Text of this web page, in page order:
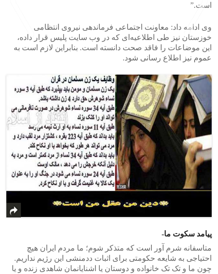
است.”
وی ادامه داد: معاونت اجتماعی فرماندهی نیروی انتظامی
خوزستان نیز طی اطلاعیه‌ای که در وب سایت پلیس قرار داده،
این موضاعات را فاقد صحت دانسته است. بنابراین لازم است به
عموم نیز اطلاع رسانی شود.
پیامد سکوت ما-
متاسفانه شرم آور است که متذکر شوم؛ ما مردم ایران هیچ
احتیاجی به شایعه حکومتی برای اثبات ددمنشی این رژیم نداریم.
چون ما و تک تک خانواده و دوستان یا اشنایانمان شاهدی زنده و یا
<